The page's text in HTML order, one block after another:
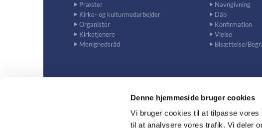
Denne hjemmeside bruger cookies
Vi bruger cookies til at tilpasse
til at analysere vores trafik. Vi deler
Præster
Kirke- og kulturmedarbejder
Organister
Kirketjenere
Menighedsråd
Navngivning
Dåb
Konfirmation
Vielse
Bisættelse/
Allehelgens